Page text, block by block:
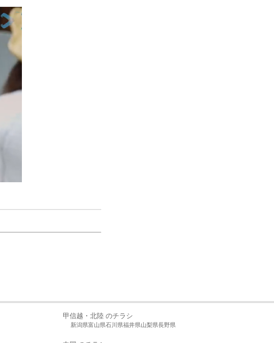
甲信越・北陸 のチラシ
新潟県富山県石川県福井県山梨県長野県